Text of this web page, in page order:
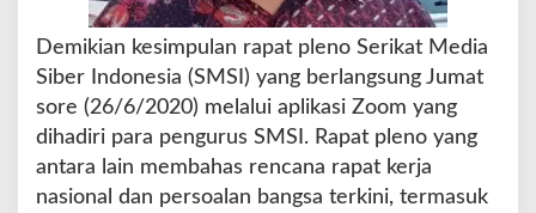
Demikian kesimpulan rapat pleno Serikat Media
Siber Indonesia (SMSI) yang berlangsung Jumat
sore (26/6/2020) melalui aplikasi Zoom yang
dihadiri para pengurus SMSI. Rapat pleno yang
antara lain membahas rencana rapat kerja
nasional dan persoalan bangsa terkini, termasuk